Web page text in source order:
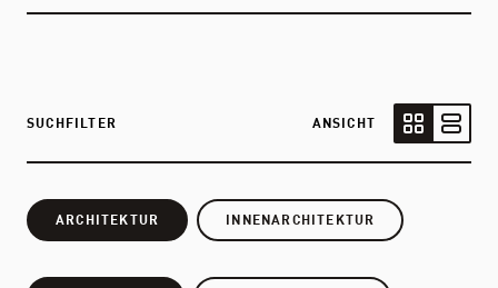
SUCHFILTER
ANSICHT
ARCHITEKTUR INNENARCHITEKTUR